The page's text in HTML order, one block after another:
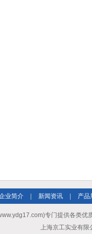
业简介 新闻资讯 产品
专门提供各类优
上海京工实业有限